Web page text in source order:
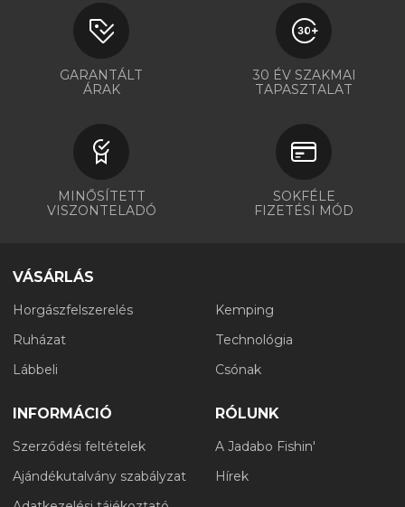
GARANTÁLT
ÁRAK
30 ÉV SZAKMAI
TAPASZTALAT
MINŐSÍTETT
VISZONTELADÓ
SOKFÉLE
FIZETÉSI MÓD
VÁSÁRLÁS
Horgászfelszerelés
Ruházat
Lábbeli
Kemping
Technológia
Csónak
INFORMÁCIÓ
Szerződési feltételek
Ajándékutalvány szabályzat
RÓLUNK
A Jadabo Fishin'
Hírek